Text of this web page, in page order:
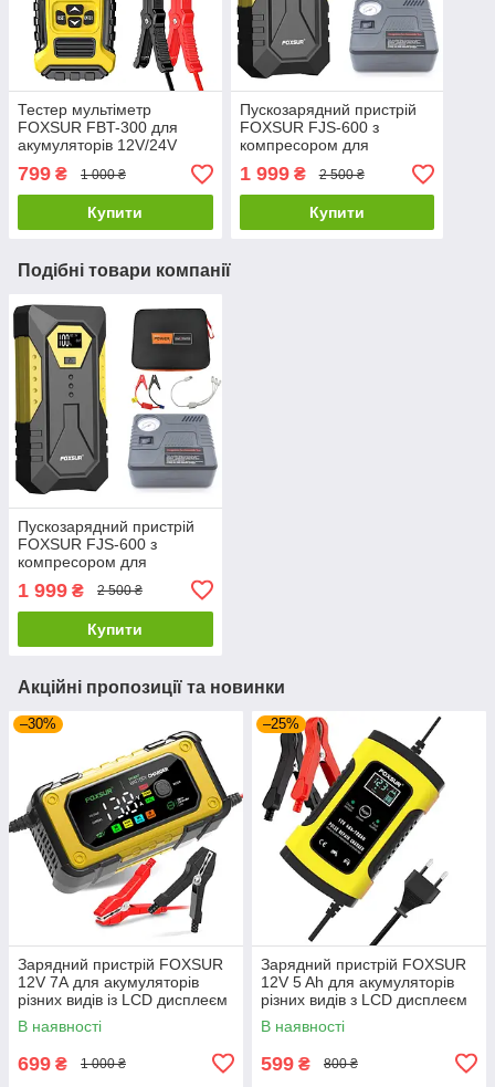
Тестер мультіметр
FOXSUR FBT-300 для
акумуляторів 12V/24V
799 ₴ 1 000 ₴
Купити
Пускозарядний пристрій
FOXSUR FJS-600 з
компресором для
1 999₴ 2 500 ₴
Купити
Подібні товари компанії
Пускозарядний пристрій
FOXSUR FJS-600 з
компресором для
1 999 ₴ 2 500 ₴
Купити
Акційні пропозиції та новинки
–30%
Зарядний пристрій FOXSUR
12V 7А для акумуляторів
різних видів із LCD дисплеєм
В наявності
699 ₴ 1 000 ₴
–25%
Зарядний пристрій FOXSUR
12V 5 Ah для акумуляторів
різних видів з LCD дисплеєм
В наявності
599 ₴ 800 ₴